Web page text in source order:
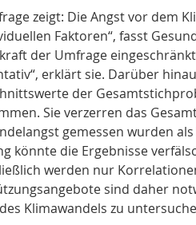
zeigt: Die Angst vor dem
Faktoren“, fasst
der Umfrage
erklärt sie. Darüber
der
Sie verzerren das
gemessen wurden
könnte die Ergebnisse
werden nur
sind daher
Klimawandels zu